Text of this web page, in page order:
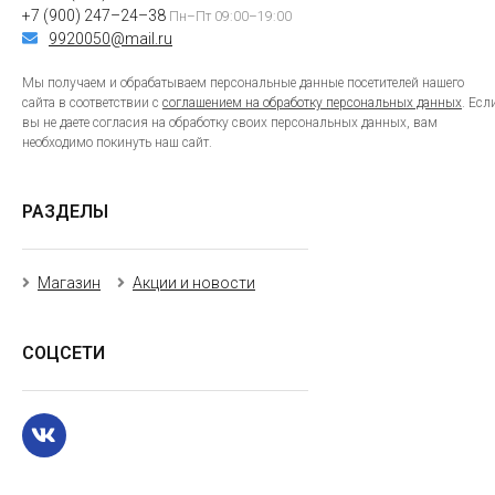
+7 (900) 247–24–38 Пн–Пт 09:00–19:00
9920050@mail.ru
Мы получаем и обрабатываем персональные данные посетителей нашего
сайта в соответствии с соглашением на обработку персональных данных.
вы не даете согласия на обработку своих персональных данных, вам
необходимо покинуть наш сайт.
РАЗДЕЛЫ
Магазин Акции и новости
СОЦСЕТИ